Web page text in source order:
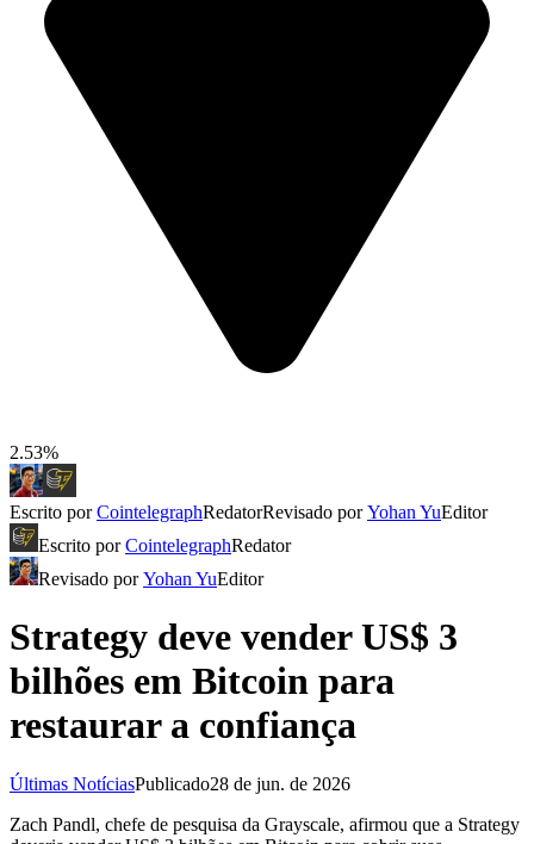
2.53%
Escrito porCointelegraphRedatorRevisado porYohan YuEditor
Escrito porCointelegraphRedator
Revisado porYohan YuEditor
Strategy deve vender US$ 3
bilhões em Bitcoin para
restaurar a confiança
Últimas NotíciasPublicado28 de jun. de 2026
Zach Pandl, chefe de pesquisa da Grayscale, afirmou que a Strategy